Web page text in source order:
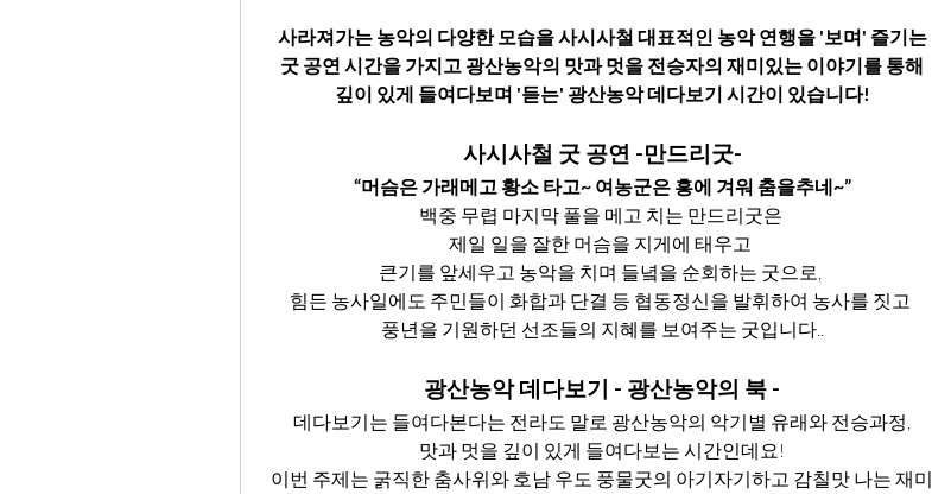
사라져가는 농악의 다양한 모습을 사시사철 대표적인 농악 연행을 '보며' 즐기는
굿 공연 시간을 가지고 광산농악의 맛과 멋을 전승자의 재미있는 이야기를 통해
깊이 있게 들여다보며 '듣는' 광산농악 데다보기 시간이 있습니다!
사시사철 굿 공연 -만드리굿-
“머슴은 가래메고 황소 타고~ 여농군은 흥에 겨워 춤을추네~”
백중 무렵 마지막 풀을 메고 치는 만드리굿은
제일 일을 잘한 머슴을 지게에 태우고
큰기를 앞세우고 농악을 치며 들녘을 순회하는 굿으로,
힘든 농사일에도 주민들이 화합과 단결 등 협동정신을 발휘하여 농사를 짓고
풍년을 기원하던 선조들의 지혜를 보여주는 굿입니다..
광산농악 데다보기 - 광산농악의 북 -
데다보기는 들여다본다는 전라도 말로 광산농악의 악기별 유래와 전승과정,
맛과 멋을 깊이 있게 들여다보는 시간인데요!
이번 주제는 굵직한 춤사위와 호남 우도 풍물굿의 아기자기하고 감칠맛 나는 재미